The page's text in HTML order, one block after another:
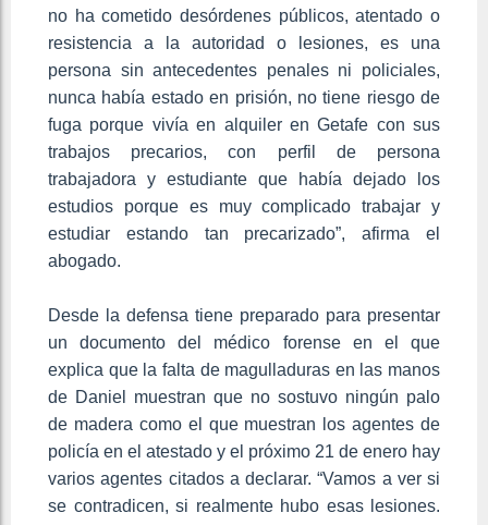
no ha cometido desórdenes públicos, atentado o
resistencia a la autoridad o lesiones, es una
persona sin antecedentes penales ni policiales,
nunca había estado en prisión, no tiene riesgo de
fuga porque vivía en alquiler en Getafe con sus
trabajos precarios, con perfil de persona
trabajadora y estudiante que había dejado los
estudios porque es muy complicado trabajar y
estudiar estando tan precarizado”, afirma el
abogado.
Desde la defensa tiene preparado para presentar
un documento del médico forense en el que
explica que la falta de magulladuras en las manos
de Daniel muestran que no sostuvo ningún palo
de madera como el que muestran los agentes de
policía en el atestado y el próximo 21 de enero hay
varios agentes citados a declarar. “Vamos a ver si
se contradicen, si realmente hubo esas lesiones.